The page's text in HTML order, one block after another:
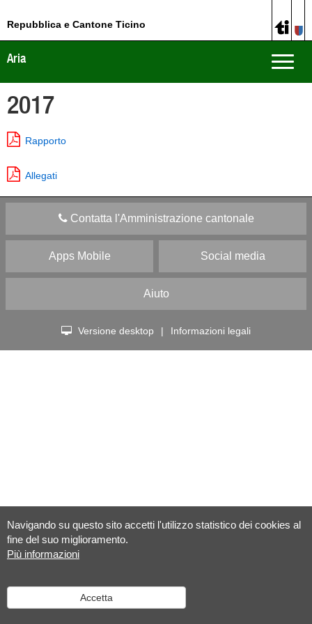
Navigando su questo sito accetti l'utilizzo statistico dei cookies al
fine del suo miglioramento.
Più informazioni
Accetta
Repubblica e Cantone Ticino
Toggle
Aria
2017
Rapporto
Allegati
Contatta l'Amministrazione cantonale
Apps Mobile Social media
Aiuto
Versione desktop | Informazioni legali